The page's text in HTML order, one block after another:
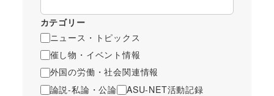
カテゴリー
ニュース・トピックス
催し物・イベント情報
外国の労働・社会関連情報
論説-私論・公論
ASU-NET活動記録